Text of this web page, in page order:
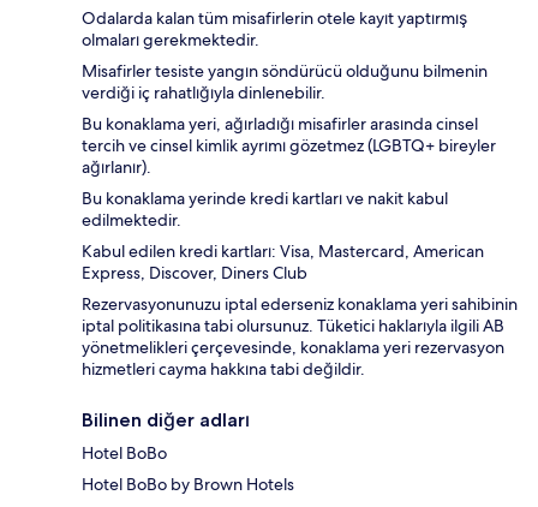
Odalarda kalan tüm misafirlerin otele kayıt yaptırmış
olmaları gerekmektedir.
Misafirler tesiste yangın söndürücü olduğunu bilmenin
verdiği iç rahatlığıyla dinlenebilir.
Bu konaklama yeri, ağırladığı misafirler arasında cinsel
tercih ve cinsel kimlik ayrımı gözetmez (LGBTQ+ bireyler
ağırlanır).
Bu konaklama yerinde kredi kartları ve nakit kabul
edilmektedir.
Kabul edilen kredi kartları: Visa, Mastercard, American
Express, Discover, Diners Club
Rezervasyonunuzu iptal ederseniz konaklama yeri sahibinin
iptal politikasına tabi olursunuz. Tüketici haklarıyla ilgili AB
yönetmelikleri çerçevesinde, konaklama yeri rezervasyon
hizmetleri cayma hakkına tabi değildir.
Bilinen diğer adları
Hotel BoBo
Hotel BoBo by Brown Hotels